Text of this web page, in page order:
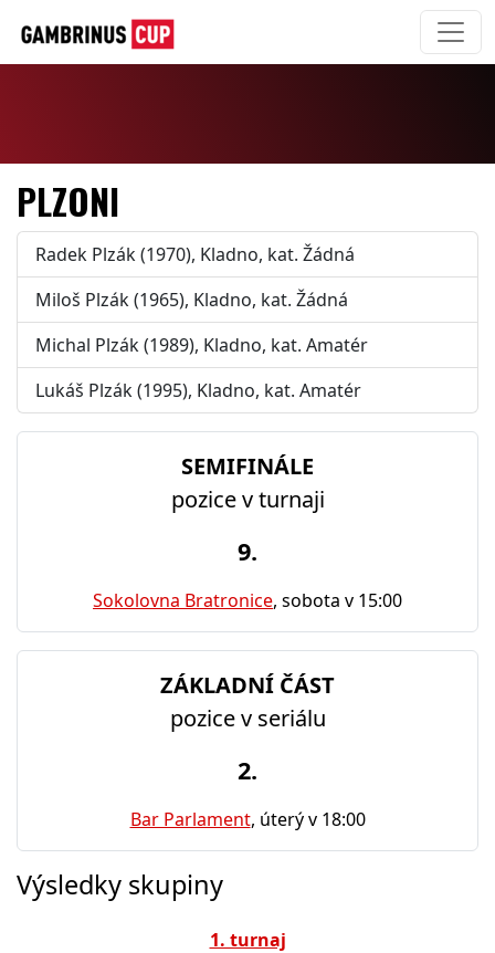
PLZONI
Radek Plzák (1970), Kladno, kat. Žádná
Miloš Plzák (1965), Kladno, kat. Žádná
Michal Plzák (1989), Kladno, kat. Amatér
Lukáš Plzák (1995), Kladno, kat. Amatér
SEMIFINÁLE
pozice v turnaji
9.
Sokolovna Bratronice, sobota v 15:00
ZÁKLADNÍ ČÁST
pozice v seriálu
2.
Bar Parlament, úterý v 18:00
Výsledky skupiny
1. turnaj